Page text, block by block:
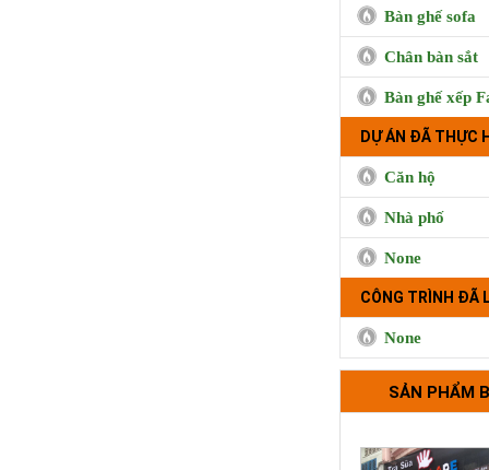
Bàn ghế sofa
Chân bàn sắt
Bàn ghế xếp
DỰ ÁN ĐÃ THỰC
Căn hộ
Nhà phố
None
CÔNG TRÌNH ĐÃ
None
SẢN PHẨM
BUI
Cà phê Boong,